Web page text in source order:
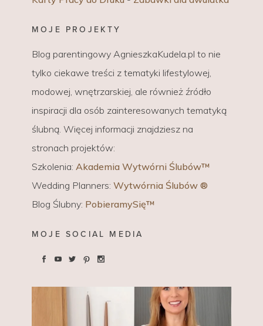
MOJE PROJEKTY
Blog parentingowy AgnieszkaKudela.pl to nie
tylko ciekawe treści z tematyki lifestylowej,
modowej, wnętrzarskiej, ale również źródło
inspiracji dla osób zainteresowanych tematyką
ślubną. Więcej informacji znajdziesz na
stronach projektów:
Szkolenia: Akademia Wytwórni Ślubów™
Wedding Planners: Wytwórnia Ślubów ®
Blog Ślubny: PobieramySię™
MOJE SOCIAL MEDIA